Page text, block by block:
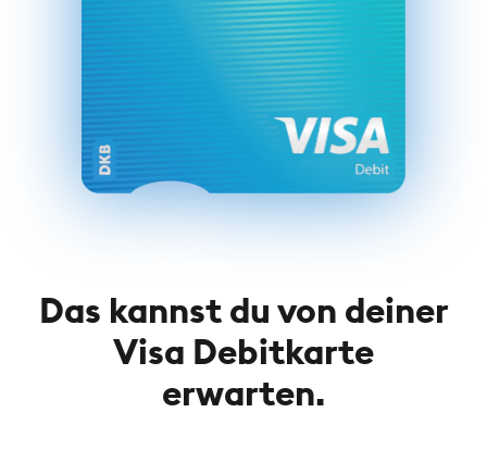
Das kannst du von deiner
Visa Debitkarte
erwarten.